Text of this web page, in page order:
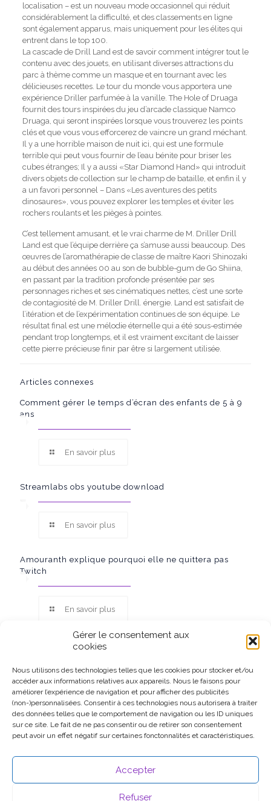
Gérer le consentement aux
cookies
Nous utilisons des technologies telles que les cookies pour stocker et/ou
accéder aux informations relatives aux appareils. Nous le faisons pour
améliorer l’expérience de navigation et pour afficher des publicités
(non-)personnalisées. Consentir à ces technologies nous autorisera à traiter
des données telles que le comportement de navigation ou les ID uniques
sur ce site. Le fait de ne pas consentir ou de retirer son consentement
peut avoir un effet négatif sur certaines fonctonnalités et caractéristiques.
Accepter
Refuser
localisation – est un nouveau mode occasionnel qui réduit
considérablement la difficulté, et des classements en ligne
sont également apparus, mais uniquement pour les élites qui
entrent dans le top 100.
La cascade de Drill Land est de savoir comment intégrer tout le
contenu avec des jouets, en utilisant diverses attractions du
parc à thème comme un masque et en tournant avec les
délicieuses recettes. Le tour du monde vous apportera une
expérience Driller parfumée à la vanille. The Hole of Druaga
fournit des tours inspirées du jeu d’arcade classique Namco
Druaga, qui seront inspirées lorsque vous trouverez les points
clés et que vous vous efforcerez de vaincre un grand méchant.
Il y a une horrible maison de nuit ici, qui est une formule
terrible qui peut vous fournir de l’eau bénite pour briser les
cubes étranges; Il y a aussi «Star Diamond Hand» qui introduit
divers objets de collection sur le champ de bataille, et enfin il y
a un favori personnel – Dans «Les aventures des petits
dinosaures», vous pouvez explorer les temples et éviter les
rochers roulants et les pièges à pointes.
C’est tellement amusant, et le vrai charme de M. Driller Drill
Land est que l’équipe derrière ça s’amuse aussi beaucoup. Des
œuvres de l’aromathérapie de classe de maître Kaori Shinozaki
au début des années 00 au son de bubble-gum de Go Shiina,
en passant par la tradition profonde présentée par ses
personnages riches et ses cinématiques nettes, c’est une sorte
de contagiosité de M. Driller Drill. énergie. Land est satisfait de
l’itération et de l’expérimentation continues de son équipe. Le
résultat final est une mélodie éternelle qui a été sous-estimée
pendant trop longtemps, et il est vraiment excitant de laisser
cette pierre précieuse finir par être si largement utilisée.
Articles connexes
Comment gérer le temps d’écran des enfants de 5 à 9
ans
En savoir plus
Streamlabs obs youtube download
En savoir plus
Amouranth explique pourquoi elle ne quittera pas
Twitch
En savoir plus
Ce site participe au Programme Partenaires d’Amazon EU, un
programme d’affiliation conçu pour permettre à des sites de
percevoir une rémunération grâce à la création de liens vers
Amazon.fr.